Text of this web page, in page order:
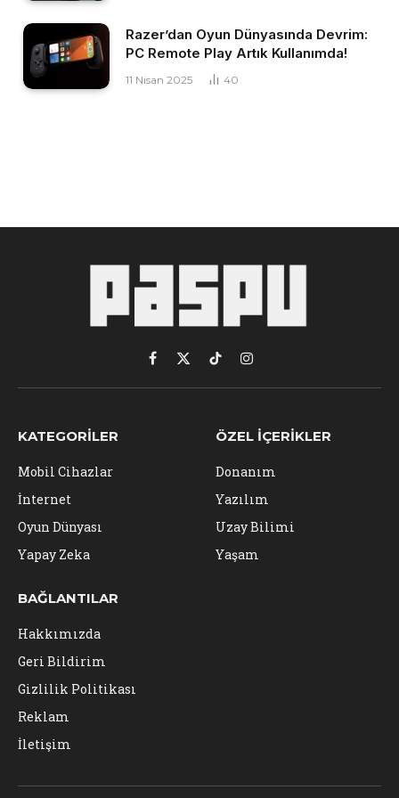
Razer’dan Oyun Dünyasında Devrim:
PC Remote Play Artık Kullanımda!
11 Nisan 2025 40
Facebook
X
(Twitter)
TikTokInstagram
KATEGORILER
Mobil Cihazlar
İnternet
Oyun Dünyası
Yapay Zeka
ÖZEL İÇERIKLER
Donanım
Yazılım
Uzay Bilimi
Yaşam
BAĞLANTILAR
Hakkımızda
Geri Bildirim
Gizlilik Politikası
Reklam
İletişim